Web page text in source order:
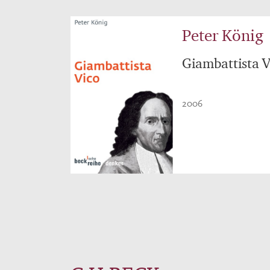
Peter König
Giambattista
2006